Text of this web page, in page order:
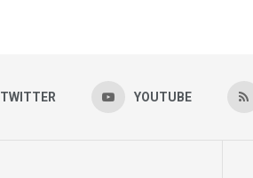
TWITTER YOUTUBE